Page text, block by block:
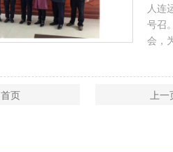
人连
号召
会，
首页 上一